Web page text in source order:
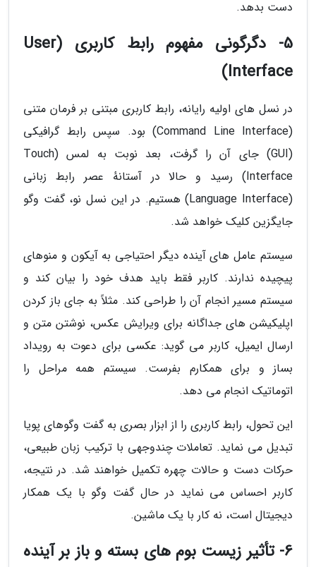
دست بدهد.
5- دگرگونی مفهوم رابط کاربری (User
Interface)
در نسل های اولیه رایانه، رابط کاربری مبتنی بر فرمان متنی
(Command Line Interface) بود. سپس رابط گرافیکی
(GUI) جای آن را گرفت، بعد نوبت به لمس (Touch
Interface) رسید و حالا در آستانهٔ عصر رابط زبانی
(Language Interface) هستیم. در این نسل نو، گفت وگو
جایگزین کلیک خواهد شد.
سیستم عامل های آینده دیگر احتیاجی به آیکون و منوهای
پیچیده ندارند. کاربر فقط باید هدف خود را بیان کند و
سیستم مسیر انجام آن را طراحی کند. مثلاً به جای باز کردن
اپلیکیشن های جداگانه برای ویرایش عکس، نوشتن متن و
ارسال ایمیل، کاربر می گوید: عکسی برای دعوت به رویداد
بساز و برای همکارم بفرست. سیستم همه مراحل را
اتوماتیک انجام می دهد.
این تحول، رابط کاربری را از ابزار بصری به گفت وگوهای پویا
تبدیل می نماید. تعاملات چندوجهی با ترکیب زبان طبیعی،
حرکات دست و حالات چهره تکمیل خواهند شد. در نتیجه،
کاربر احساس می نماید در حال گفت وگو با یک همکار
دیجیتال است، نه کار با یک ماشین.
6- تأثیر زیست بوم های بسته و باز بر آینده